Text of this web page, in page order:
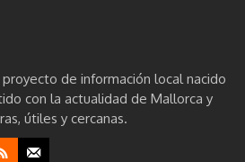
de información local nacido
con la actualidad de Mallorca y
útiles y cercanas.